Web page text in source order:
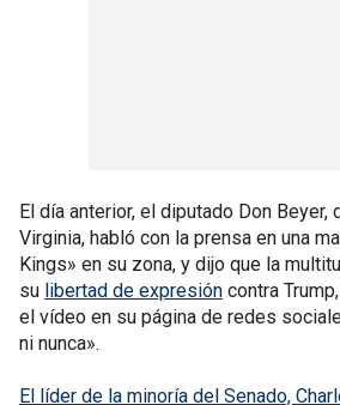
El día anterior, el diputado Don Beyer,
Virginia, habló con la prensa en una
Kings» en su zona, y dijo que la
su libertad de expresión contra
el vídeo en su página de redes
ni nunca».
El líder de la minoría del Senado,